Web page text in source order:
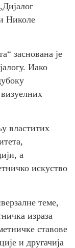
Николе
заснована је
Иако
властитих
а
искуство
теме,
израза
ставове
и другачија